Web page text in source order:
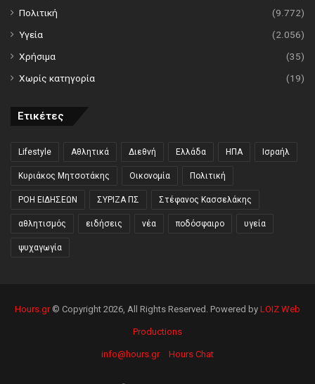
Πολιτική
(9.772)
Υγεία
(2.056)
Χρήσιμα
(35)
Χωρίς κατηγορία
(19)
Ετικέτες
Lifestyle Αθλητικά Διεθνή Ελλάδα ΗΠΑ Ισραήλ
Κυριάκος Μητσοτάκης Οικονομία Πολιτική
ΡΟΗ ΕΙΔΗΣΕΩΝ ΣΥΡΙΖΑ ΠΣ Στέφανος Κασσελάκης
αθλητισμός ειδήσεις νέα ποδόσφαιρο υγεία
ψυχαγωγία
Hours.gr© Copyright 2026, All Rights Reserved. Powered by LOIZ Web
Productions
info@hours.gr Hours Chat